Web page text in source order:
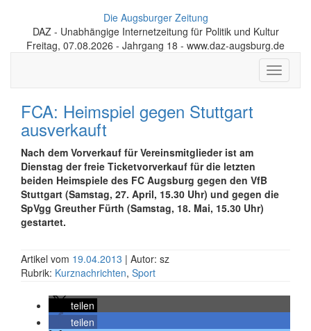
Die Augsburger Zeitung
DAZ - Unabhängige Internetzeitung für Politik und Kultur
Freitag, 07.08.2026 - Jahrgang 18 - www.daz-augsburg.de
Toggle
FCA: Heimspiel gegen Stuttgart
ausverkauft
Nach dem Vorverkauf für Vereinsmitglieder ist am
Dienstag der freie Ticketvorverkauf für die letzten
beiden Heimspiele des FC Augsburg gegen den VfB
Stuttgart (Samstag, 27. April, 15.30 Uhr) und gegen die
SpVgg Greuther Fürth (Samstag, 18. Mai, 15.30 Uhr)
gestartet.
Artikel vom 19.04.2013 | Autor: sz
Rubrik: Kurznachrichten, Sport
teilen
teilen